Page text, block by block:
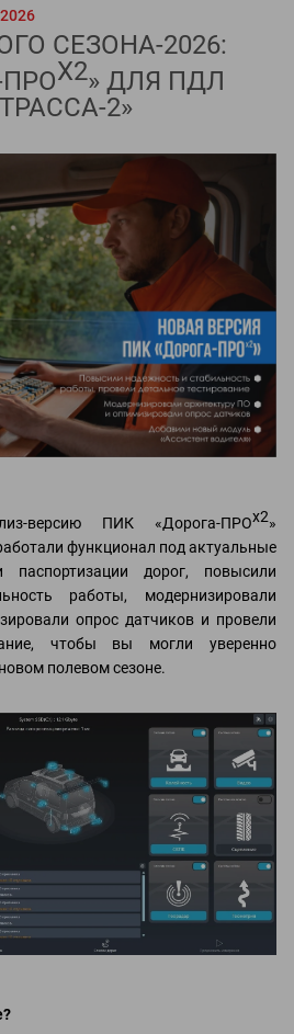
СЕЗОНА-2026:
X2» ДЛЯ ПДЛ
2»
версию ПИК «Дорога-ПРОx2»
функционал под актуальные
паспортизации дорог, повысили
работы, модернизировали
опрос датчиков и провели
чтобы вы могли уверенно
полевом сезоне.